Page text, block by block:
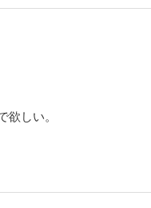
しい。